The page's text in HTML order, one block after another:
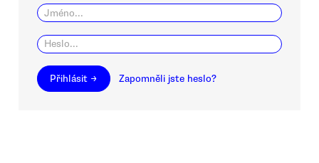
Přihlásit → Zapomněli jste heslo?